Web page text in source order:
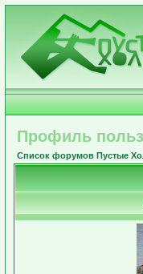
Профиль
Список форумов Пустые